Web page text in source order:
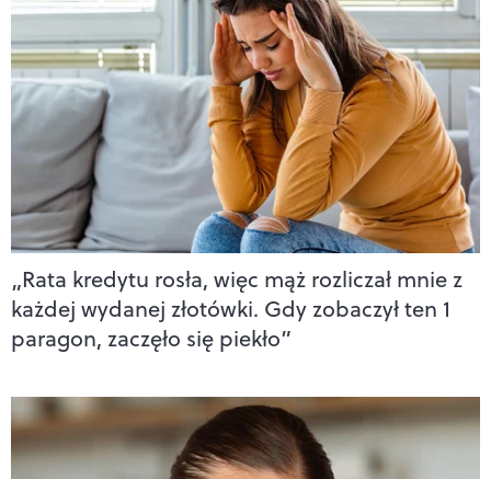
„Rata kredytu rosła, więc mąż rozliczał mnie z
każdej wydanej złotówki. Gdy zobaczył ten 1
paragon, zaczęło się piekło”